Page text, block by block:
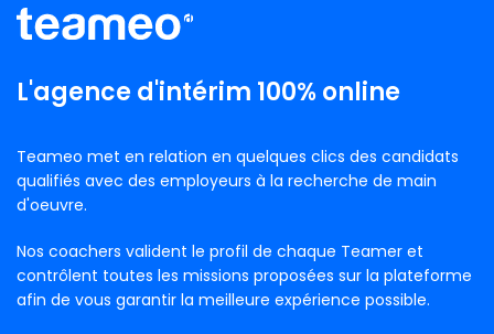
L'agence d'intérim 100% online
Teameo met en relation en quelques clics des candidats
qualifiés avec des employeurs à la recherche de main
d'oeuvre.
Nos coachers valident le profil de chaque Teamer et
contrôlent toutes les missions proposées sur la plateforme
afin de vous garantir la meilleure expérience possible.